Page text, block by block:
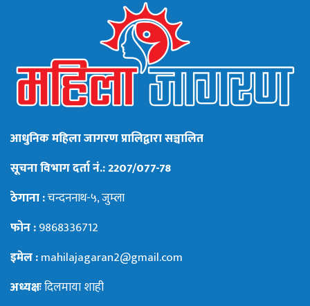
आधुनिक महिला जागरण प्रालिद्वारा सञ्चालित
सूचना विभाग दर्ता नं.: 2207/077-78
ठेगाना :चन्दननाथ-५, जुम्ला
फोन :9868336712
इमेल :mahilajagaran2@gmail.com
अध्यक्षःदिलमाया शाही